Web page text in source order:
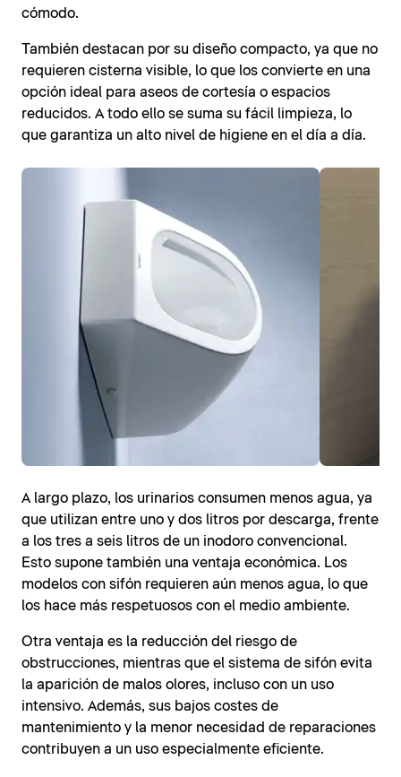
cómodo.
También destacan por su diseño compacto, ya que no
requieren cisterna visible, lo que los convierte en una
opción ideal para aseos de cortesía o espacios
reducidos. A todo ello se suma su fácil limpieza, lo
que garantiza un alto nivel de higiene en el día a día.
A largo plazo, los urinarios consumen menos agua, ya
que utilizan entre uno y dos litros por descarga, frente
a los tres a seis litros de un inodoro convencional.
Esto supone también una ventaja económica. Los
modelos con sifón requieren aún menos agua, lo que
los hace más respetuosos con el medio ambiente.
Otra ventaja es la reducción del riesgo de
obstrucciones, mientras que el sistema de sifón evita
la aparición de malos olores, incluso con un uso
intensivo. Además, sus bajos costes de
mantenimiento y la menor necesidad de reparaciones
contribuyen a un uso especialmente eficiente.